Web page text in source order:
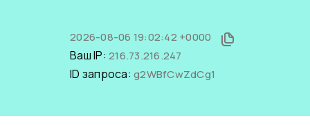
2026-08-06 19:02:42 +0000
Ваш IP: 216.73.216.247
ID запроса: g2WBfCwZdCg1